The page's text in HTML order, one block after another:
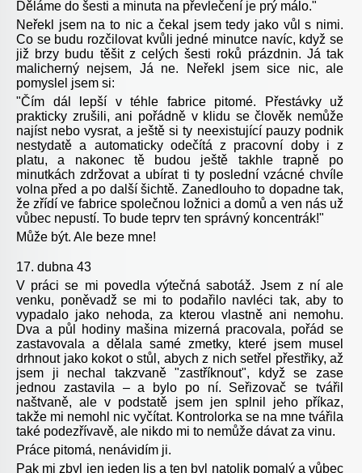
Děláme do šesti a minuta na převlečení je prý málo."
Neřekl jsem na to nic a čekal jsem tedy jako vůl s nimi.
Co se budu rozčilovat kvůli jedné minutce navíc, když se
již brzy budu těšit z celých šesti roků prázdnin. Já tak
malicherný nejsem, Já ne. Neřekl jsem sice nic, ale
pomyslel jsem si:
"Čím dál lepší v téhle fabrice pitomé. Přestávky už
prakticky zrušili, ani pořádně v klidu se člověk nemůže
najíst nebo vysrat, a ještě si ty neexistující pauzy podnik
nestydatě a automaticky odečítá z pracovní doby i z
platu, a nakonec tě budou ještě takhle trapně po
minutkách zdržovat a ubírat ti ty poslední vzácné chvíle
volna před a po další šichtě. Zanedlouho to dopadne tak,
že zřídí ve fabrice společnou ložnici a domů a ven nás už
vůbec nepustí. To bude teprv ten správný koncentrák!"
Může být. Ale beze mne!
17. dubna 43
V práci se mi povedla výtečná sabotáž. Jsem z ní ale
venku, poněvadž se mi to podařilo navléci tak, aby to
vypadalo jako nehoda, za kterou vlastně ani nemohu.
Dva a půl hodiny mašina mizerná pracovala, pořád se
zastavovala a dělala samé zmetky, které jsem musel
drhnout jako kokot o stůl, abych z nich setřel přestřiky, až
jsem ji nechal takzvaně "zastříknout", když se zase
jednou zastavila – a bylo po ní. Seřizovač se tvářil
naštvaně, ale v podstatě jsem jen splnil jeho příkaz,
takže mi nemohl nic vyčítat. Kontrolorka se na mne tvářila
také podezřívavě, ale nikdo mi to nemůže dávat za vinu.
Práce pitomá, nenávidím ji.
Pak mi zbyl jen jeden lis a ten byl natolik pomalý a vůbec